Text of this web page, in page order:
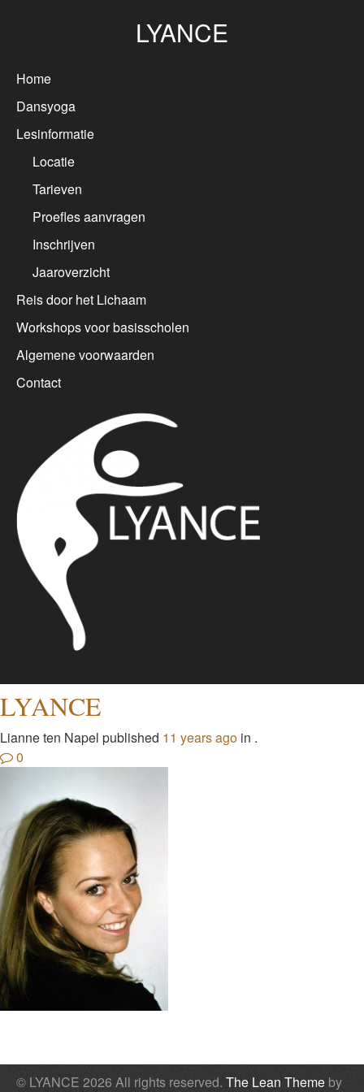
LYANCE
Home
Dansyoga
Lesinformatie
Locatie
Tarieven
Proefles aanvragen
Inschrijven
Jaaroverzicht
Reis door het Lichaam
Workshops voor basisscholen
Algemene voorwaarden
Contact
LYANCE
Lianne ten Napel published 11 years ago in .
0
© LYANCE 2026 All rights reserved. The Lean Theme by